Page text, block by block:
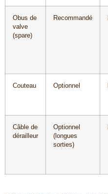
Obus de
valve
(spare)
Recommandé
Couteau Optionnel
Câble de
dérailleur
Optionnel
(longues
sorties)